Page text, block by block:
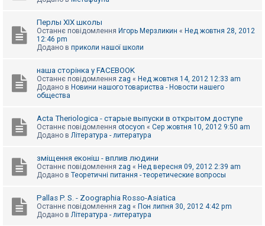
Перлы ХІХ школы
Останнє повідомлення Игорь Мерзликин « Нед жовтня 28, 2012
12:46 pm
Додано в приколи нашої школи
наша сторінка у FACEBOOK
Останнє повідомлення zag « Нед жовтня 14, 2012 12:33 am
Додано в Новини нашого товариства - Новости нашего
общества
Acta Theriologica - старые выпуски в открытом доступе
Останнє повідомлення otocyon « Сер жовтня 10, 2012 9:50 am
Додано в Література - литература
зміщення еконіш - вплив людини
Останнє повідомлення zag « Нед вересня 09, 2012 2:39 am
Додано в Теоретичні питання - теоретические вопросы
Pallas P. S. - Zoographia Rosso-Asiatica
Останнє повідомлення zag « Пон липня 30, 2012 4:42 pm
Додано в Література - литература